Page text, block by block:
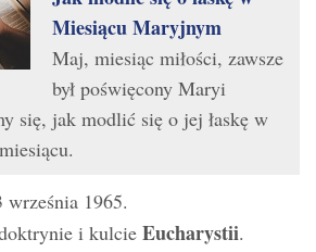
Miesiącu Maryjnym
Maj, miesiąc miłości, zawsze
był poświęcony Maryi
się, jak modlić się o jej łaskę w
września 1965.
i kulcie Eucharystii.